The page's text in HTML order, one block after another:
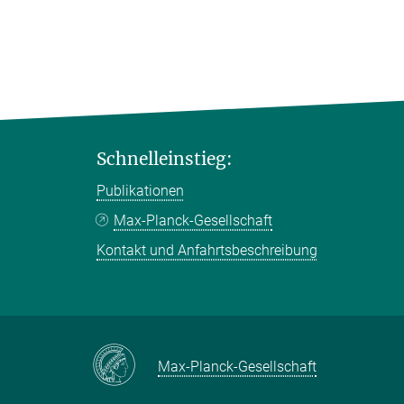
Schnelleinstieg:
Publikationen
Max-Planck-Gesellschaft
Kontakt und Anfahrtsbeschreibung
Max-Planck-Gesellschaft